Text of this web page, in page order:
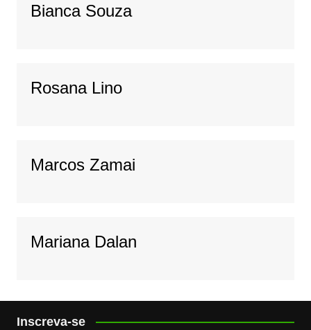
Bianca Souza
Rosana Lino
Marcos Zamai
Mariana Dalan
Inscreva-se